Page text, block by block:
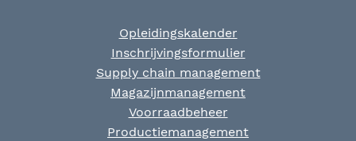
Opleidingskalender
Inschrijvingsformulier
Supply chain management
Magazijnmanagement
Voorraadbeheer
Productiemanagement